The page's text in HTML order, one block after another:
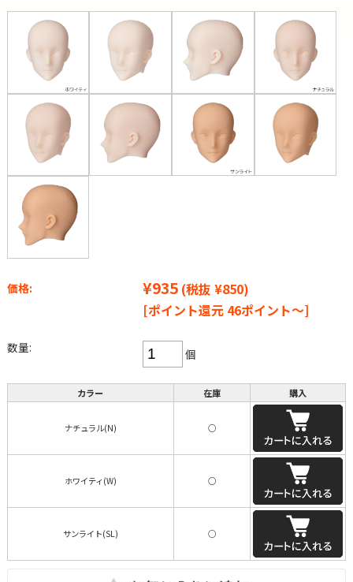
価格: ¥935 (税抜 ¥850)
[ポイント還元 46ポイント～]
数量: 個
カラー 在庫 購入
ナチュラル(N) ○
ホワイティ(W) ○
サンライト(SL) ○